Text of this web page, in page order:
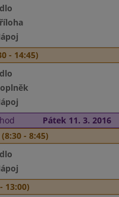
- 14:45)
Pátek 11. 3. 2016
- 8:45)
13:00)